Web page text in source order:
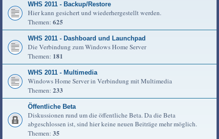
WHS 2011 - Backup/Restore
Hier kann gesichert und wiederhergestellt werden.
Themen: 625
WHS 2011 - Dashboard und Launchpad
Die Verbindung zum Windows Home Server
Themen: 181
WHS 2011 - Multimedia
Windows Home Server in Verbindung mit Multimedia
Themen: 233
Öffentliche Beta
Diskussionen rund um die öffentliche Beta. Da die Beta
abgeschlossen ist, sind hier keine neuen Beiträge mehr möglich.
Themen: 35